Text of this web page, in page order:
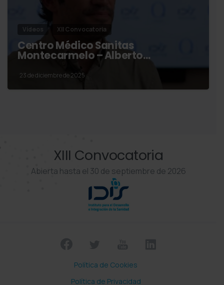
Vídeos XII Convocatoria
Centro Médico Sanitas
Montecarmelo – Alberto…
23 de diciembre de 2025
XIII Convocatoria
Abierta hasta el 30 de septiembre de 2026
Política de Cookies
Política de Privacidad